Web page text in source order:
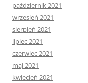
październik 2021
wrzesień 2021
sierpień 2021
lipiec 2021
czerwiec 2021
maj 2021
kwiecień 2021